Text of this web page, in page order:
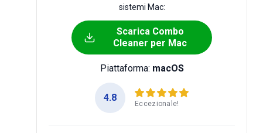
sistemi Mac:
Scarica Combo
Cleaner per Mac
Piattaforma: macOS
4.8
Eccezionale!